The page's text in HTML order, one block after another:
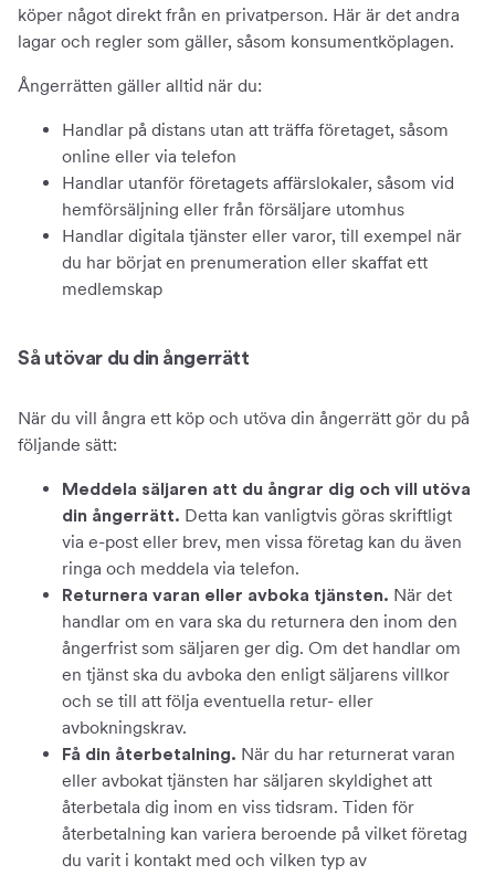
köper något direkt från en privatperson. Här är det andra
lagar och regler som gäller, såsom konsumentköplagen.
Ångerrätten gäller alltid när du:
Handlar på distans utan att träffa företaget, såsom
online eller via telefon
Handlar utanför företagets affärslokaler, såsom vid
hemförsäljning eller från försäljare utomhus
Handlar digitala tjänster eller varor, till exempel när
du har börjat en prenumeration eller skaffat ett
medlemskap
Så utövar du din ångerrätt
När du vill ångra ett köp och utöva din ångerrätt gör du på
följande sätt:
Meddela säljaren att du ångrar dig och vill utöva
din ångerrätt. Detta kan vanligtvis göras skriftligt
via e-post eller brev, men vissa företag kan du även
ringa och meddela via telefon.
Returnera varan eller avboka tjänsten. När det
handlar om en vara ska du returnera den inom den
ångerfrist som säljaren ger dig. Om det handlar om
en tjänst ska du avboka den enligt säljarens villkor
och se till att följa eventuella retur- eller
avbokningskrav.
Få din återbetalning. När du har returnerat varan
eller avbokat tjänsten har säljaren skyldighet att
återbetala dig inom en viss tidsram. Tiden för
återbetalning kan variera beroende på vilket företag
du varit i kontakt med och vilken typ av